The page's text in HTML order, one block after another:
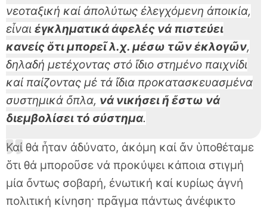
νεοταξική καί ἀπολύτως ἐλεγχόμενη ἀποικία,
εἶναι ἐγκληματικά ἀφελές νά πιστεύει
κανείς ὅτι μπορεῖ λ.χ. μέσω τῶν ἐκλογῶν,
δηλαδή μετέχοντας στό ἴδιο στημένο παιχνίδι
καί παίζοντας μέ τά ἴδια προκατασκευασμένα
συστημικά ὄπλα, νά νικήσει ἤ ἔστω νά
διεμβολίσει τό σύστημα.
Καί θά ἦταν ἀδύνατο, ἀκόμη καί ἄν ὑποθέταμε
ὅτι θά μποροῦσε νά προκύψει κάποια στιγμή
μία ὄντως σοβαρή, ἐνωτική καί κυρίως ἀγνή
πολιτική κίνηση· πρᾶγμα πάντως ἀνέφικτο